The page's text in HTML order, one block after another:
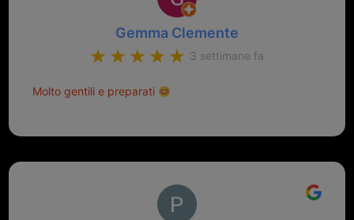
Gemma Clemente
3 settimane fa
Molto gentili e preparati